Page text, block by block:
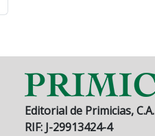
Editorial de Primicias, C.A.
RIF: J-29913424-4